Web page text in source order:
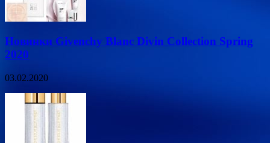
Новинки Givenchy Blanc Divin Collection Spring
2020
03.02.2020